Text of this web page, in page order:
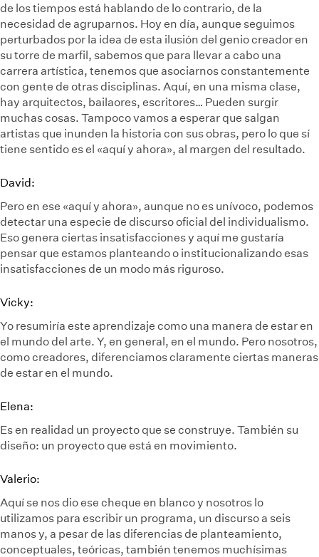
de los tiempos está hablando de lo contrario, de la
necesidad de agruparnos. Hoy en día, aunque seguimos
perturbados por la idea de esta ilusión del genio creador en
su torre de marfil, sabemos que para llevar a cabo una
carrera artística, tenemos que asociarnos constantemente
con gente de otras disciplinas. Aquí, en una misma clase,
hay arquitectos, bailaores, escritores… Pueden surgir
muchas cosas. Tampoco vamos a esperar que salgan
artistas que inunden la historia con sus obras, pero lo que sí
tiene sentido es el «aquí y ahora», al margen del resultado.
David:
Pero en ese «aquí y ahora», aunque no es unívoco, podemos
detectar una especie de discurso oficial del individualismo.
Eso genera ciertas insatisfacciones y aquí me gustaría
pensar que estamos planteando o institucionalizando esas
insatisfacciones de un modo más riguroso.
Vicky:
Yo resumiría este aprendizaje como una manera de estar en
el mundo del arte. Y, en general, en el mundo. Pero nosotros,
como creadores, diferenciamos claramente ciertas maneras
de estar en el mundo.
Elena:
Es en realidad un proyecto que se construye. También su
diseño: un proyecto que está en movimiento.
Valerio:
Aquí se nos dio ese cheque en blanco y nosotros lo
utilizamos para escribir un programa, un discurso a seis
manos y, a pesar de las diferencias de planteamiento,
conceptuales, teóricas, también tenemos muchísimas